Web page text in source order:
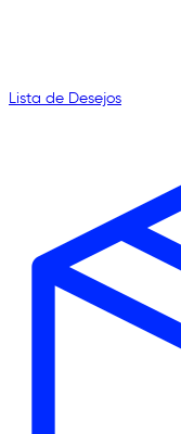
Lista de Desejos